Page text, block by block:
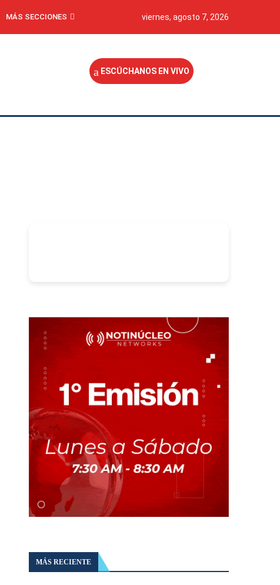
MÁS SECCIONES viernes, agosto 7, 2026
ESCÚCHANOS EN VIVO
MÁS RECIENTE